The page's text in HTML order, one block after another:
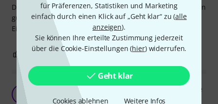
für Präferenzen, Statistiken und Marketing
einfach durch einen Klick auf „Geht klar“ zu (alle
anzeigen).
Sie können Ihre erteilte Zustimmung jederzeit
über die Cookie-Einstellungen (hier) widerrufen.
Geht klar
Cookies ablehnen Weitere Infos
Die Sonor KS40L A1 Chime Bars sind gut verarbeitet, klingen
gut und ergänzen die Musikgarten auf wunderbare Weise.
Einfach 5 Sterne!
0 BEWERTUNG MELDEN
Bewertung für: Sonor KS40L A1 Klingende Stäbe
Mechthild 17.11.2009